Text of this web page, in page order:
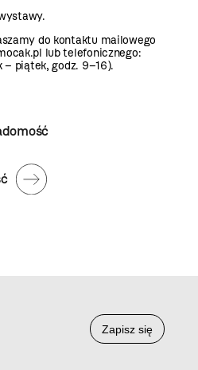
do kontaktu mailowego
lub telefonicznego:
piątek, godz. 9–16).
Zapisz się